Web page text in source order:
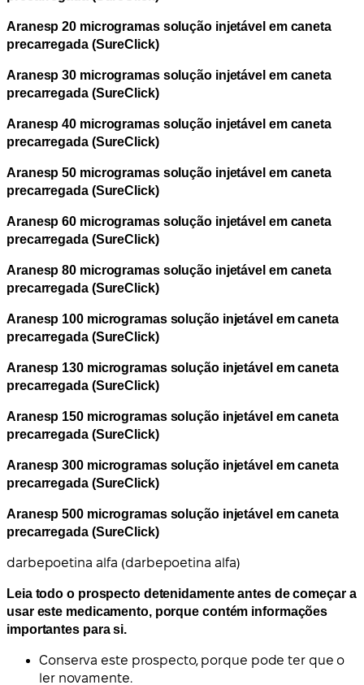
Aranesp 20 microgramas solução injetável em caneta
precarregada (SureClick)
Aranesp 30 microgramas solução injetável em caneta
precarregada (SureClick)
Aranesp 40 microgramas solução injetável em caneta
precarregada (SureClick)
Aranesp 50 microgramas solução injetável em caneta
precarregada (SureClick)
Aranesp 60 microgramas solução injetável em caneta
precarregada (SureClick)
Aranesp 80 microgramas solução injetável em caneta
precarregada (SureClick)
Aranesp 100 microgramas solução injetável em caneta
precarregada (SureClick)
Aranesp 130 microgramas solução injetável em caneta
precarregada (SureClick)
Aranesp 150 microgramas solução injetável em caneta
precarregada (SureClick)
Aranesp 300 microgramas solução injetável em caneta
precarregada (SureClick)
Aranesp 500 microgramas solução injetável em caneta
precarregada (SureClick)
darbepoetina alfa (darbepoetina alfa)
Leia todo o prospecto detenidamente antes de começar a
usar este medicamento, porque contém informações
importantes para si.
Conserva este prospecto, porque pode ter que o
ler novamente.